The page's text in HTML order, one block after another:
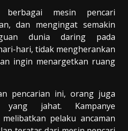
berbagai mesin pencari
dan mengingat semakin
dunia daring pada
hari, tidak mengherankan
ingin menargetkan ruang
pencarian ini, orang juga
yang jahat. Kampanye
pelaku ancaman